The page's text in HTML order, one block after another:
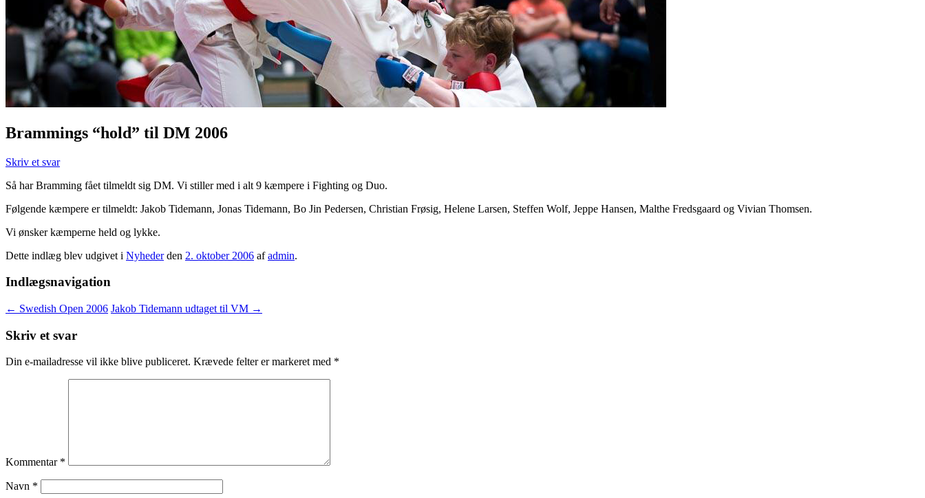
Brammings “hold” til DM 2006
Skriv et svar
Så har Bramming fået tilmeldt sig DM. Vi stiller med i alt 9 kæmpere i Fighting og Duo.
Følgende kæmpere er tilmeldt: Jakob Tidemann, Jonas Tidemann, Bo Jin Pedersen, Christian Frøsig, Helene Larsen, Steffen Wolf, Jeppe Hansen, Malthe Fredsgaard og Vivian Thomsen.
Vi ønsker kæmperne held og lykke.
Dette indlæg blev udgivet i Nyhederden 2. oktober 2006 afadmin.
Indlægsnavigation
← Swedish Open 2006 Jakob Tidemann udtaget til VM →
Skriv et svar
Din e-mailadresse vil ikke blive publiceret. Krævede felter er markeret med *
Kommentar *
Navn *